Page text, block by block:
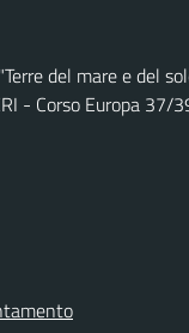
del mare e del
- Corso Europa 37/